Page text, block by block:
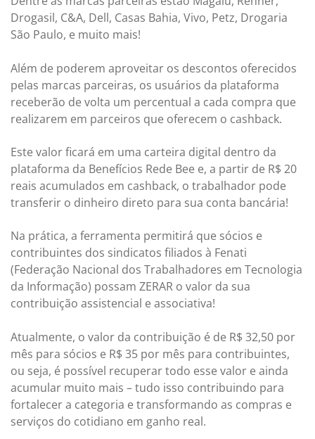
Drogasil, C&A, Dell, Casas Bahia, Vivo, Petz, Drogaria
São Paulo, e muito mais!
Além de poderem aproveitar os descontos oferecidos
pelas marcas parceiras, os usuários da plataforma
receberão de volta um percentual a cada compra que
realizarem em parceiros que oferecem o cashback.
Este valor ficará em uma carteira digital dentro da
plataforma da Benefícios Rede Bee e, a partir de R$ 20
reais acumulados em cashback, o trabalhador pode
transferir o dinheiro direto para sua conta bancária!
Na prática, a ferramenta permitirá que sócios e
contribuintes dos sindicatos filiados à Fenati
(Federação Nacional dos Trabalhadores em Tecnologia
da Informação) possam ZERAR o valor da sua
contribuição assistencial e associativa!
Atualmente, o valor da contribuição é de R$ 32,50 por
mês para sócios e R$ 35 por mês para contribuintes,
ou seja, é possível recuperar todo esse valor e ainda
acumular muito mais – tudo isso contribuindo para
fortalecer a categoria e transformando as compras e
serviços do cotidiano em ganho real.